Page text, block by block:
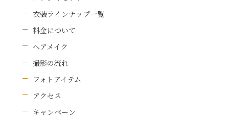
衣装ラインナップ一覧
料金について
ヘアメイク
撮影の流れ
フォトアイテム
アクセス
キャンペーン